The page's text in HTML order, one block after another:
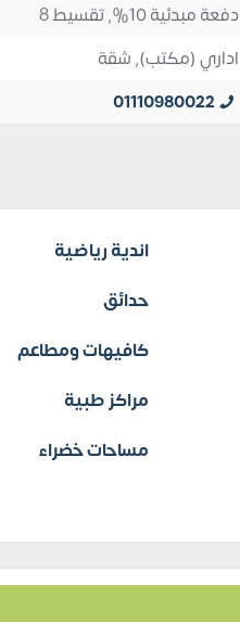
دفعة مبدئية 10%, تقسيط 8
اداري (مكتب),شقة
01110980022
اندية رياضية
حدائق
كافيهات ومطاعم
مراكز طبية
مساحات خضراء